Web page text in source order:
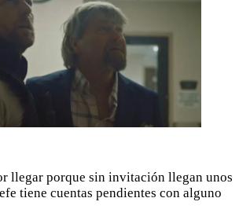
llegar porque sin invitación llegan unos
tiene cuentas pendientes con alguno